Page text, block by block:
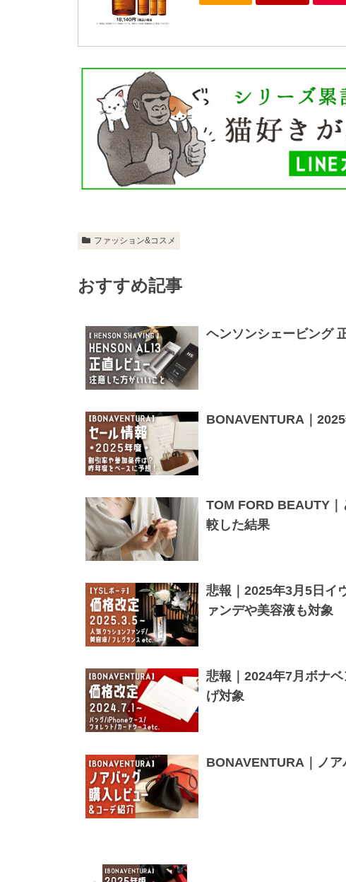
ファッション&コスメ
おすすめ記事
ヘンソンシェービング
BONAVENTURA｜
TOM FORD BEAUTY
較した結果
悲報｜2025年3月5日イ
ァンデや美容液も対象
悲報｜2024年7月ボナ
げ対象
BONAVENTURA｜ノ